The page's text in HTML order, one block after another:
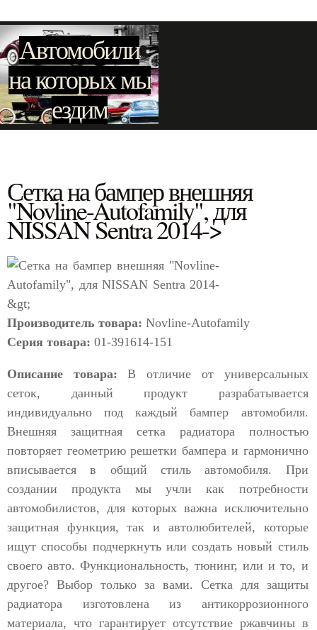
Автомобили
на которых мы
ездим
Сетка на бампер внешняя
"Novline-Autofamily", для
NISSAN Sentra 2014->
Производитель товара: Novline-Autofamily
Серия товара: 01-391614-151
Описание товара: В отличие от универсальных
сеток, данный продукт разрабатывается
индивидуально под каждый бампер автомобиля.
Внешняя защитная сетка радиатора полностью
повторяет геометрию решетки бампера и гармонично
вписывается в общий стиль автомобиля. При
создании продукта мы учли как потребности
автомобилистов, для которых важна исключительно
защитная функция, так и автолюбителей, которые
ищут способы подчеркнуть или создать новый стиль
своего авто. Функциональность, тюнинг, или и то, и
другое? Выбор только за вами. Сетка для защиты
радиатора изготовлена из антикоррозионного
материала, что гарантирует отсутствие ржавчины в